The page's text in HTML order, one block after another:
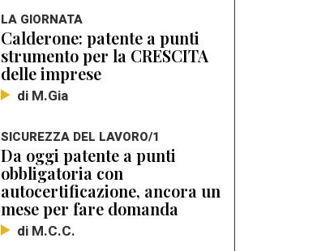
LA GIORNATA
Calderone: patente a punti
strumento per la CRESCITA
delle imprese
di M.Gia
SICUREZZA DEL LAVORO/1
Da oggi patente a punti
obbligatoria con
autocertificazione, ancora un
mese per fare domanda
di M.C.C.